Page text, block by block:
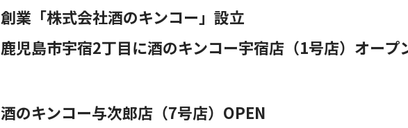
創業「株式会社酒のキンコー」設立
鹿児島市宇宿2丁目に酒のキンコー宇宿店（1号店）オープ
酒のキンコー与次郎店（7号店）OPEN